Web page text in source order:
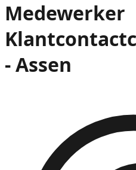
Medewerker
- Assen